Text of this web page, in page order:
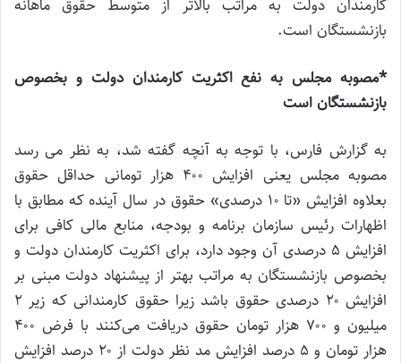
کارمندان دولت به مراتب بالاتر از متوسط حقوق ماهانه
بازنشستگان است.
*مصوبه مجلس به نفع اکثریت کارمندان دولت و بخصوص
بازنشستگان است
به گزارش فارس، با توجه به آنچه گفته شد، به نظر می رسد
مصوبه مجلس یعنی افزایش ۴۰۰ هزار تومانی حداقل حقوق
بعلاوه افزایش «تا ۱۰ درصدی» حقوق در سال آینده که مطابق با
اظهارات رئیس سازمان برنامه و بودجه، منابع مالی کافی برای
افزایش ۵ درصدی آن وجود دارد، برای اکثریت کارمندان دولت و
بخصوص بازنشستگان به مراتب بهتر از پیشنهاد دولت مبنی بر
افزایش ۲۰ درصدی حقوق باشد زیرا حقوق کارمندانی که زیر ۲
میلیون و ۷۰۰ هزار تومان حقوق دریافت می‌کنند با فرض ۴۰۰
هزار تومان و ۵ درصد افزایش مد نظر دولت از ۲۰ درصد افزایش